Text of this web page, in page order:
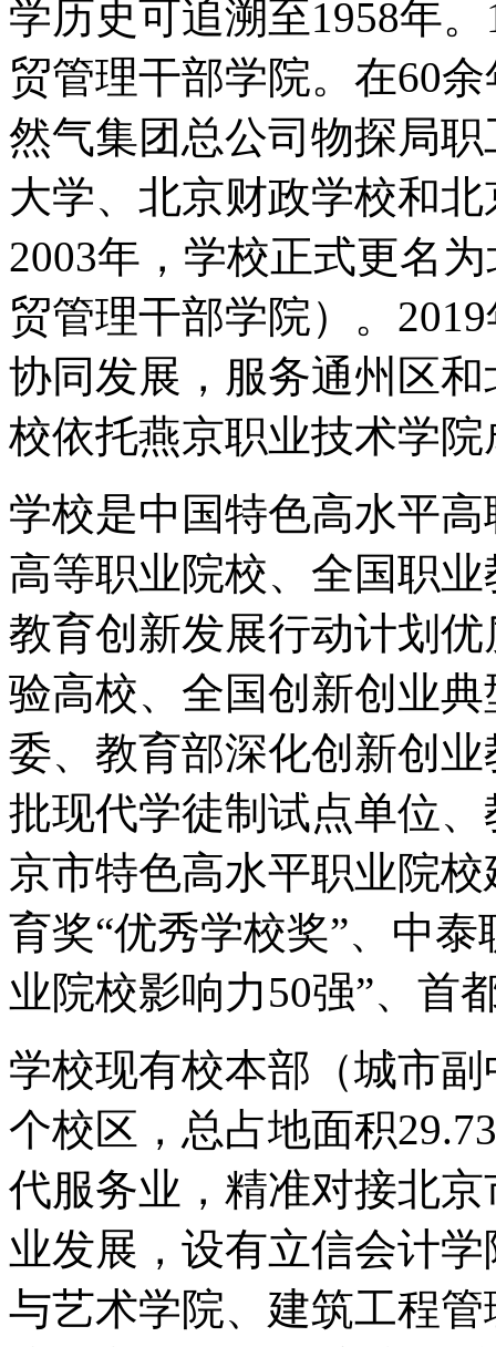
学历史可追溯至1958年
贸管理干部学院。在60
然气集团总公司物探局
大学、北京财政学校和
2003年，学校正式更名
贸管理干部学院）。
协同发展，服务通州区
校依托燕京职业技术学
学校是中国特色高水平
高等职业院校、全国职
教育创新发展行动计划
验高校、全国创新创业
委、教育部深化创新创
批现代学徒制试点单位
京市特色高水平职业院
育奖“优秀学校奖”、中
业院校影响力50强”、首
学校现有校本部（城市
个校区，总占地面积
代服务业，精准对接北
业发展，设有立信会计
与艺术学院、建筑工程